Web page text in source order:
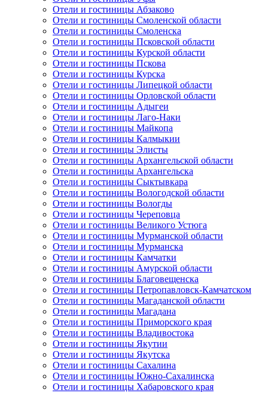
Отели и гостиницы Абзаково
Отели и гостиницы Смоленской области
Отели и гостиницы Смоленска
Отели и гостиницы Псковской области
Отели и гостиницы Курской области
Отели и гостиницы Пскова
Отели и гостиницы Курска
Отели и гостиницы Липецкой области
Отели и гостиницы Орловской области
Отели и гостиницы Адыгеи
Отели и гостиницы Лаго-Наки
Отели и гостиницы Майкопа
Отели и гостиницы Калмыкии
Отели и гостиницы Элисты
Отели и гостиницы Архангельской области
Отели и гостиницы Архангельска
Отели и гостиницы Сыктывкара
Отели и гостиницы Вологодской области
Отели и гостиницы Вологды
Отели и гостиницы Череповца
Отели и гостиницы Великого Устюга
Отели и гостиницы Мурманской области
Отели и гостиницы Мурманска
Отели и гостиницы Камчатки
Отели и гостиницы Амурской области
Отели и гостиницы Благовещенска
Отели и гостиницы Петропавловск-Камчатском
Отели и гостиницы Магаданской области
Отели и гостиницы Магадана
Отели и гостиницы Приморского края
Отели и гостиницы Владивостока
Отели и гостиницы Якутии
Отели и гостиницы Якутска
Отели и гостиницы Сахалина
Отели и гостиницы Южно-Сахалинска
Отели и гостиницы Хабаровского края